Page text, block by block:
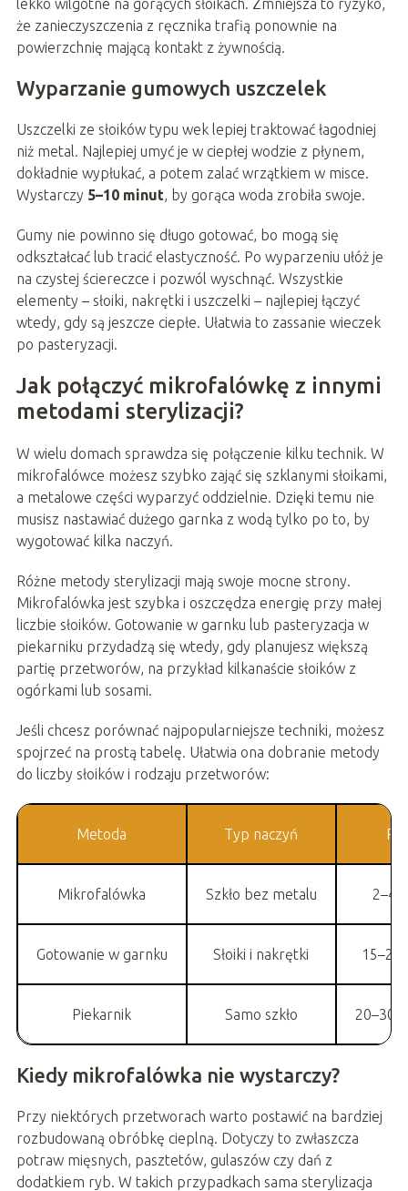
lekko wilgotne na gorących słoikach. Zmniejsza to ryzyko,
że zanieczyszczenia z ręcznika trafią ponownie na
powierzchnię mającą kontakt z żywnością.
Wyparzanie gumowych uszczelek
Uszczelki ze słoików typu wek lepiej traktować łagodniej
niż metal. Najlepiej umyć je w ciepłej wodzie z płynem,
dokładnie wypłukać, a potem zalać wrzątkiem w misce.
Wystarczy 5–10 minut, by gorąca woda zrobiła swoje.
Gumy nie powinno się długo gotować, bo mogą się
odkształcać lub tracić elastyczność. Po wyparzeniu ułóż je
na czystej ściereczce i pozwól wyschnąć. Wszystkie
elementy – słoiki, nakrętki i uszczelki – najlepiej łączyć
wtedy, gdy są jeszcze ciepłe. Ułatwia to zassanie wieczek
po pasteryzacji.
Jak połączyć mikrofalówkę z innymi
metodami sterylizacji?
W wielu domach sprawdza się połączenie kilku technik. W
mikrofalówce możesz szybko zająć się szklanymi słoikami,
a metalowe części wyparzyć oddzielnie. Dzięki temu nie
musisz nastawiać dużego garnka z wodą tylko po to, by
wygotować kilka naczyń.
Różne metody sterylizacji mają swoje mocne strony.
Mikrofalówka jest szybka i oszczędza energię przy małej
liczbie słoików. Gotowanie w garnku lub pasteryzacja w
piekarniku przydadzą się wtedy, gdy planujesz większą
partię przetworów, na przykład kilkanaście słoików z
ogórkami lub sosami.
Jeśli chcesz porównać najpopularniejsze techniki, możesz
spojrzeć na prostą tabelę. Ułatwia ona dobranie metody
do liczby słoików i rodzaju przetworów:
Metoda Typ naczyń
Mikrofalówka Szkło bez metalu 2–4
Gotowanie w garnku Słoiki i nakrętki 15–20
Piekarnik Samo szkło 20–30
Kiedy mikrofalówka nie wystarczy?
Przy niektórych przetworach warto postawić na bardziej
rozbudowaną obróbkę cieplną. Dotyczy to zwłaszcza
potraw mięsnych, pasztetów, gulaszów czy dań z
dodatkiem ryb. W takich przypadkach sama sterylizacja